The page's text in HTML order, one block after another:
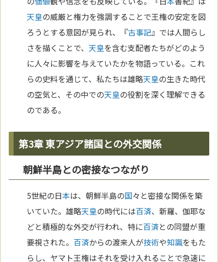
天皇の威厳と権力を強調することで王権の安定を図
ろうとする意図が見られ、『古事記』では人間らし
さを描くことで、天皇を含む支配者たちがどのよう
に人々に影響を与えていたかを物語っている。これ
らの史料を通じて、私たちは雄略天皇の生きた時代
の空気と、その中での天皇の役割を深く理解できる
のである。
第3章 東アジア諸国との外交関係
朝鮮半島との密接なつながり
5世紀の日本は、朝鮮半島の国々と密接な関係を築
いていた。雄略天皇の時代には百済、新羅、伽耶な
どと積極的な外交が行われ、特に百済との同盟が重
要視された。 百済からの渡来人が技術や知識をもた
らし、ヤマト王権はそれを受け入れることで急速に